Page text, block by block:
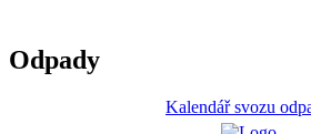
Odpady
Kalendář svozu